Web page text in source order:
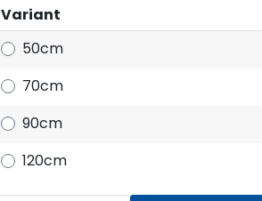
Variant
50cm
70cm
90cm
120cm